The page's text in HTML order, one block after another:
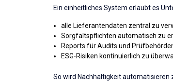
Ein einheitliches System erlaubt es
alle Lieferantendaten zentral zu
Sorgfaltspflichten automatisch zu
Reports für Audits und
ESG-Risiken kontinuierlich zu
So wird Nachhaltigkeit automatisieren